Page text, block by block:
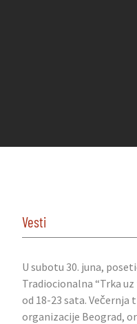
Vesti
U subotu 30. juna,
Tradiocionalna “Trka
od 18-23 sata.
organizacije Beograd,